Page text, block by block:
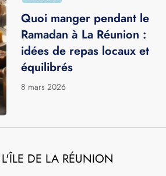
Cari langouste : recette
traditionnelle réunionnaise
et astuces pour un plat
festif inoubliable
29 mars 2026